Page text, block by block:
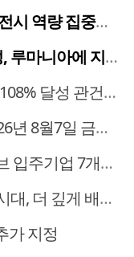
역량 집중해야
지상국 시스템 전수
건은 '주민 수용성'
8월7일 금요일
기업 7개사 모집
깊게 배우는 교육
가 지정